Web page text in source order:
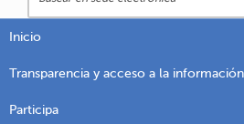
Inicio
Transparencia y acceso a la
Participa